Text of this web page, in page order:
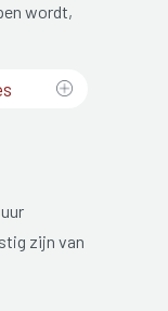
wordt,
zijn van